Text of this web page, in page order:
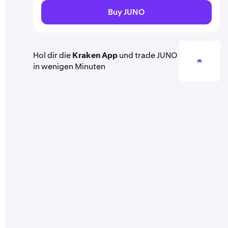
Buy JUNO
Hol dir dieKraken Appund trade JUNO
in wenigen Minuten